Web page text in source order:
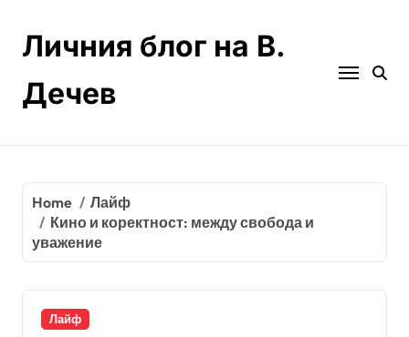
contentЛичния блог на В.
Дечев
Home
Лайф
Кино и коректност: между свобода и
уважение
Лайф